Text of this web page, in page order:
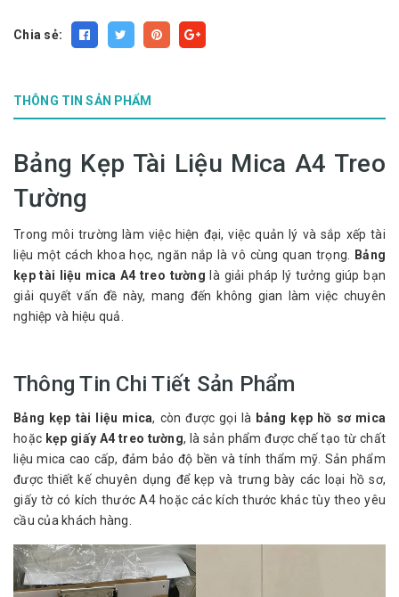
Chia sẻ:
THÔNG TIN SẢN PHẨM
Bảng Kẹp Tài Liệu Mica A4 Treo
Tường
Trong môi trường làm việc hiện đại, việc quản lý và sắp xếp tài
liệu một cách khoa học, ngăn nắp là vô cùng quan trọng. Bảng
kẹp tài liệu mica A4 treo tường là giải pháp lý tưởng giúp bạn
giải quyết vấn đề này, mang đến không gian làm việc chuyên
nghiệp và hiệu quả.
Thông Tin Chi Tiết Sản Phẩm
Bảng kẹp tài liệu mica, còn được gọi là bảng kẹp hồ sơ mica
hoặc kẹp giấy A4 treo tường, là sản phẩm được chế tạo từ chất
liệu mica cao cấp, đảm bảo độ bền và tính thẩm mỹ. Sản phẩm
được thiết kế chuyên dụng để kẹp và trưng bày các loại hồ sơ,
giấy tờ có kích thước A4 hoặc các kích thước khác tùy theo yêu
cầu của khách hàng.